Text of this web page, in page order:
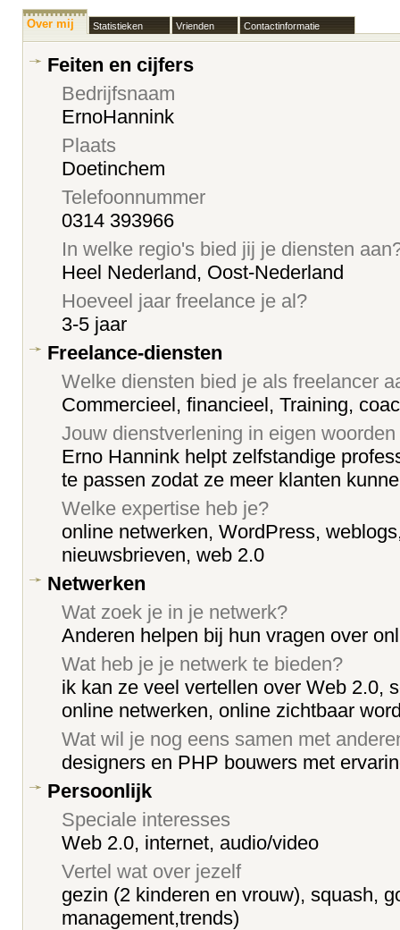
Over mij Statistieken Vrienden Contactinformatie
Feiten en cijfers
Bedrijfsnaam
ErnoHannink
Plaats
Doetinchem
Telefoonnummer
0314 393966
In welke regio's bied jij je diensten
Heel Nederland, Oost-Nederland
Hoeveel jaar freelance je al?
3-5 jaar
Freelance-diensten
Welke diensten bied je als freelancer
Commercieel, financieel, Training,
Jouw dienstverlening in eigen woorden
Erno Hannink helpt zelfstandige
te passen zodat ze meer klanten
Welke expertise heb je?
online netwerken, WordPress,
nieuwsbrieven, web 2.0
Netwerken
Wat zoek je in je netwerk?
Anderen helpen bij hun vragen over
Wat heb je je netwerk te bieden?
ik kan ze veel vertellen over Web 2.0,
online netwerken, online zichtbaar
Wat wil je nog eens samen met
designers en PHP bouwers met
Persoonlijk
Speciale interesses
Web 2.0, internet, audio/video
Vertel wat over jezelf
gezin (2 kinderen en vrouw), squash,
management,trends)